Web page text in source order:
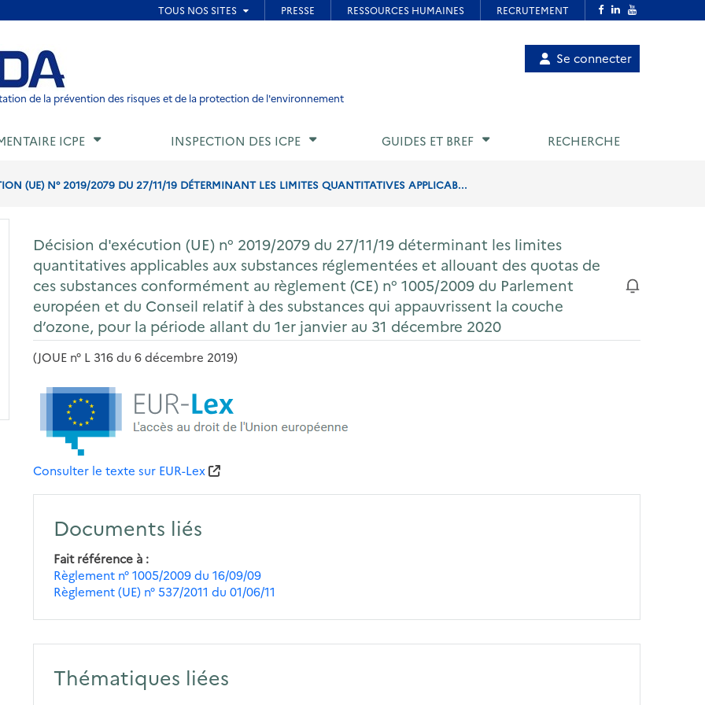
de page
de la prévention des risques et de la protection de l'environnement
Menu
utilisateur
Se connecter
ICPE INSPECTION DES ICPE GUIDES ET BREF RECHERCHE
(UE) N° 2019/2079 DU 27/11/19 DÉTERMINANT LES LIMITES QUANTITATIVES APPLICAB...
Décision d'exécution (UE) n° 2019/2079 du 27/11/19 déterminant les limites
quantitatives applicables aux substances réglementées et allouant des quotas de
ces substances conformément au règlement (CE) n° 1005/2009 du Parlement
européen et du Conseil relatif à des substances qui appauvrissent la couche
d’ozone, pour la période allant du 1er janvier au 31 décembre 2020
(JOUE n° L 316 du 6 décembre 2019)
Consulter le texte sur EUR-Lex
Documents liés
Fait référence à
Règlement n° 1005/2009 du 16/09/09
Règlement (UE) n° 537/2011 du 01/06/11
Thématiques liées